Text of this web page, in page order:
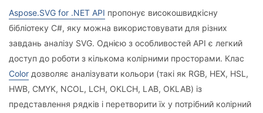
Aspose.SVG for .NET API пропонує високошвидкісну
бібліотеку C#, яку можна використовувати для різних
завдань аналізу SVG. Однією з особливостей API є легкий
доступ до роботи з кількома колірними просторами. Клас
Color дозволяє аналізувати кольори (такі як RGB, HEX, HSL,
HWB, CMYK, NCOL, LCH, OKLCH, LAB, OKLAB) із
представлення рядків і перетворити їх у потрібний колірний